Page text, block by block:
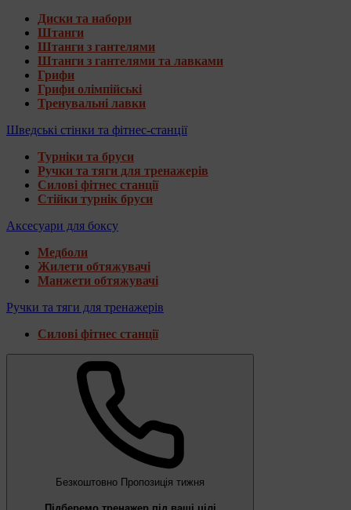
Диски та набори
Штанги
Штанги з гантелями
Штанги з гантелями та лавками
Грифи
Грифи олімпійські
Тренувальні лавки
Шведські стінки та фітнес-станції
Турніки та бруси
Ручки та тяги для тренажерів
Силові фітнес станції
Стійки турнік бруси
Аксесуари для боксу
Медболи
Жилети обтяжувачі
Манжети обтяжувачі
Ручки та тяги для тренажерів
Силові фітнес станції
Безкоштовно Пропозиція тижня